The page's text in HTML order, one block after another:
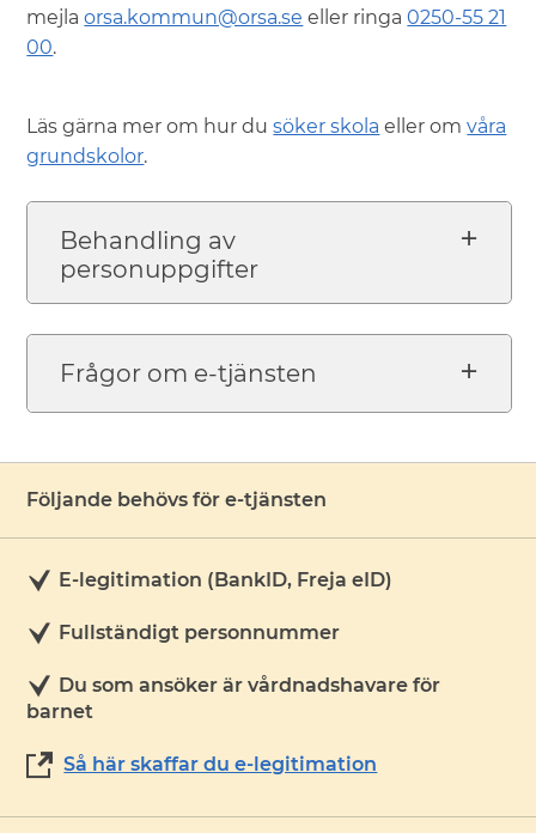
mejlaorsa.kommun@orsa.se eller ringa0250-55 21
00.
Läs gärna mer om hur dusöker skola eller omvåra
grundskolor.
Behandling av
personuppgifter
Frågor om e-tjänsten
Följande behövs för e-tjänsten
E-legitimation (BankID, Freja eID)
Fullständigt personnummer
Du som ansöker är vårdnadshavare för
barnet
Så här skaffar du e-legitimation